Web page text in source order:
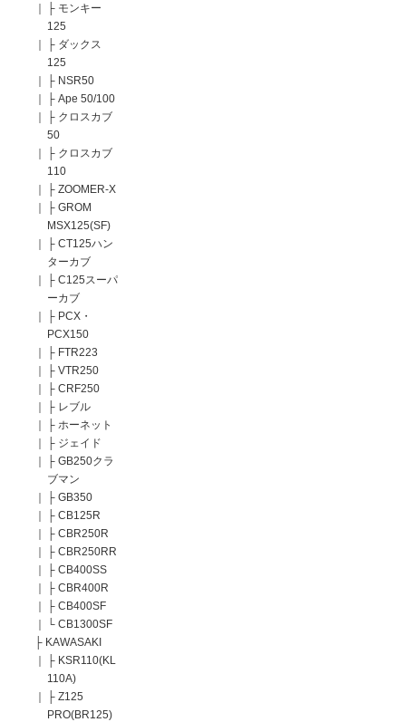
｜
├ モンキー
125
｜
├ ダックス
125
｜
├ NSR50
｜
├ Ape 50/100
｜
├ クロスカブ
50
｜
├ クロスカブ
110
｜
├ ZOOMER-X
｜
├ GROM
MSX125(SF)
｜
├ CT125ハン
ターカブ
｜
├ C125スーパ
ーカブ
｜
├ PCX・
PCX150
｜
├ FTR223
｜
├ VTR250
｜
├ CRF250
｜
├ レブル
｜
├ ホーネット
｜
├ ジェイド
｜
├ GB250クラ
ブマン
｜
├ GB350
｜
├ CB125R
｜
├ CBR250R
｜
├ CBR250RR
｜
├ CB400SS
｜
├ CBR400R
｜
├ CB400SF
｜
└ CB1300SF
├ KAWASAKI
｜
├ KSR110(KL
110A)
｜
├ Z125
PRO(BR125)